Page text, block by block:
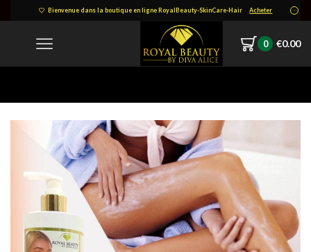
Bienvenue dans la boutique en ligne RoyalBeauty-SkinCare-Hair Acheter
0 €0.00